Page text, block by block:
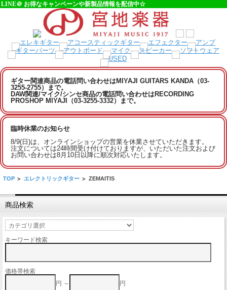
LINE＠ お得なキャンペーンや新製品情報を配信中☆
ギター関連商品の電話問い合わせはMIYAJI GUITARS KANDA（03-
3255-2755）まで。
DAW関連/マイク/シンセ商品の電話問い合わせはRECORDING
PROSHOP MIYAJI（03-3255-3332）まで。
臨時休業のお知らせ
8/9(日)は、オンラインショップの営業を休業させていただきます。
注文については24時間受け付けておりますが、いただいた注文および
お問い合わせは8月10日以降に順次対応いたします。
TOP > エレクトリックギター > ZEMAITIS
商品検索
キーワード検索
価格帯検索
円 ～
円